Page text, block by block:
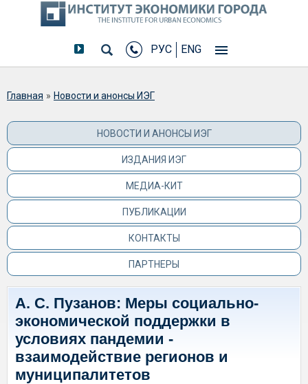
РУС ENG
Вы здесь
Главная » Новости и анонсы ИЭГ
НОВОСТИ И АНОНСЫ ИЭГ
ИЗДАНИЯ ИЭГ
МЕДИА-КИТ
ПУБЛИКАЦИИ
КОНТАКТЫ
ПАРТНЕРЫ
А. С. Пузанов: Меры социально-
экономической поддержки в
условиях пандемии -
взаимодействие регионов и
муниципалитетов